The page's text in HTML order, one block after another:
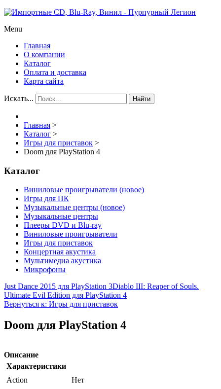
Menu
Главная
О компании
Каталог
Оплата и доставка
Карта сайта
Искать... Найти
Главная >
Каталог >
Игры для приставок >
Doom для PlayStation 4
Каталог
Виниловые проигрыватели (новое)
Игры для ПК
Музыкальные центры (новое)
Музыкальные центры
Плееры DVD и Blu-ray
Виниловые проигрыватели
Игры для приставок
Концертная акустика
Мультимедиа акустика
Микрофоны
Just Dance 2015 для PlayStation 3Diablo III: Reaper of Souls.
Ultimate Evil Edition для PlayStation 4
Вернуться к: Игры для приставок
Doom для PlayStation 4
Описание
Характеристики
Action
Нет